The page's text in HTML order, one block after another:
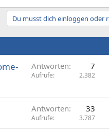
Du musst dich einloggen oder
Antworten 7
Aufrufe 2.382
Antworten 33
Aufrufe 3.787